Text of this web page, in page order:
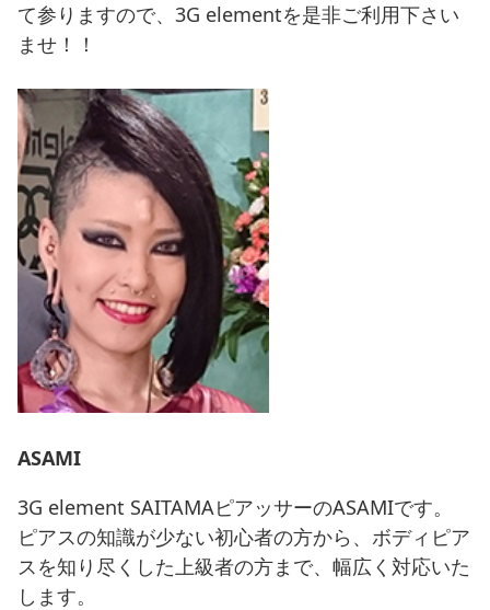
て参りますので、3G elementを是非ご利用下さい
ませ！！
ASAMI
3G element SAITAMAピアッサーのASAMIです。
ピアスの知識が少ない初心者の方から、ボディピア
スを知り尽くした上級者の方まで、幅広く対応いた
します。